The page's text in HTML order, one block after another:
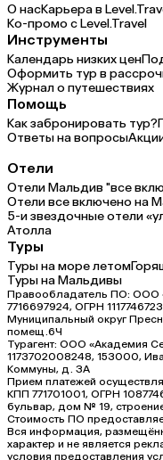
О насКарьера в
Ко-промо с Level.Travel
Инструменты
Календарь низких цен
Оформить тур в
Журнал о путешествиях
Помощь
Как забронировать тур?
Ответы на вопросы
Отели
Отели Мальдив "все
Отели все включено на
5-и звездочные отели
Атолла
Туры
Туры на море летом
Туры на Мальдивы
Правообладатель ПО: ООО
7716697924, ОГРН
Муниципальный округ
помещ.6Ч
Турагент: ООО «Академия
1173702008248, 153000,
Коммуны, д. ЗА
Прием платежей
КПП 771701001, ОГРН
бульвар, дом № 19,
Стоимость ПО
Вся информация,
характер и не является
условия предоставления